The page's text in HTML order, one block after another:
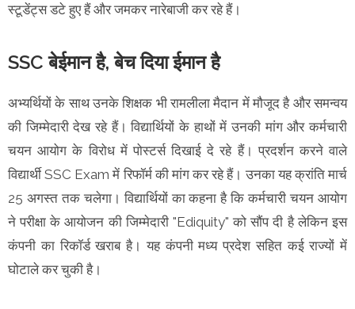
स्टूडेंट्स डटे हुए हैं और जमकर नारेबाजी कर रहे हैं।
SSC बेईमान है, बेच दिया ईमान है
अभ्यर्थियों के साथ उनके शिक्षक भी रामलीला मैदान में मौजूद है और समन्वय
की जिम्मेदारी देख रहे हैं। विद्यार्थियों के हाथों में उनकी मांग और कर्मचारी
चयन आयोग के विरोध में पोस्टर्स दिखाई दे रहे हैं। प्रदर्शन करने वाले
विद्यार्थी SSC Exam में रिफॉर्म की मांग कर रहे हैं। उनका यह क्रांति मार्च
25 अगस्त तक चलेगा। विद्यार्थियों का कहना है कि कर्मचारी चयन आयोग
ने परीक्षा के आयोजन की जिम्मेदारी "Ediquity" को सौंप दी है लेकिन इस
कंपनी का रिकॉर्ड खराब है। यह कंपनी मध्य प्रदेश सहित कई राज्यों में
घोटाले कर चुकी है।